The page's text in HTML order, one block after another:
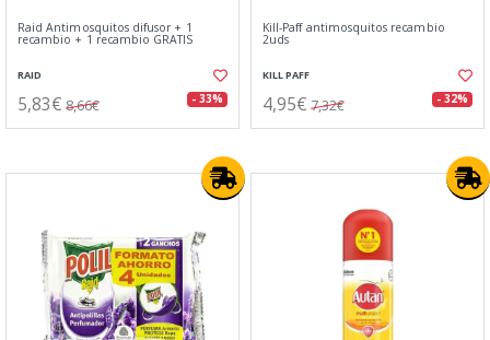
Raid Antimosquitos difusor + 1
recambio + 1 recambio GRATIS
RAID
5,83€ 8,66€ - 33%
Kill-Paff antimosquitos recambio
2uds
KILL PAFF
4,95€ 7,32€ - 32%